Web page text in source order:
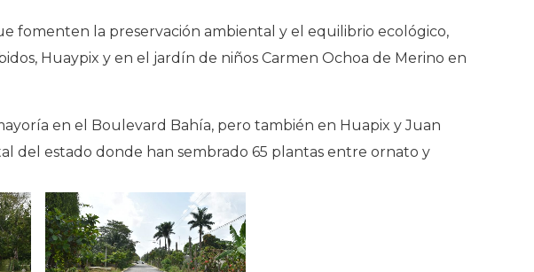
fomenten la preservación ambiental y el equilibrio ecológico,
Huaypix y en el jardín de niños Carmen Ochoa de Merino en
en el Boulevard Bahía, pero también en Huapix y Juan
del estado donde han sembrado 65 plantas entre ornato y